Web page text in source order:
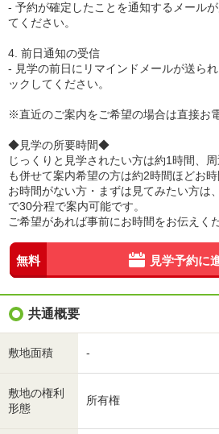
- 予約が確定したことを通知するメール
てください。
4. 前日通知の受信
- 見学の前日にリマインドメールが送ら
ックしてください。
※直近のご案内をご希望の場合は直接お
◆見学の所要時間◆
じっくりと見学されたい方は約1時間、
も併せて案内希望の方は約2時間ほどお時
お時間がない方・まずは見てみたい方は
で30分程で案内可能です。
ご希望があれば事前にお時間をお伝えく
無料 見学予約に
共通概要
敷地面積 -
敷地の権利
形態
所有権